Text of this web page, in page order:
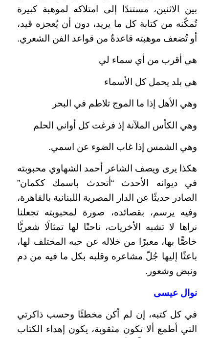
بين الاثنين، مستندًا إلى امتلاكه لموهبة كبيرة
تُمكّنه من كتابة كل ما يريد، دون أن يُعجزه قيد،
أو تُضعف موهبته قاعدةٌ من قواعد الفن الشعري.
هي أقرب من أي سماء لي
هي بلد يحمل كل الأسماء
وهي الأهل إذا ما الموج تلاطم في البحر
وهي الكأس الملآنة إذ فرغت كل أواني الحلم
وهي الشمس إذا غاب الضوء عن اسمي.
هكذا يرى ويصف الشاعر أحمد الشهاوي محبوبته
في ديوانه الأحدث “أتحدث باسمك ككمان”
الصادر حديثًا عن الدار المصرية اللبنانية بالقاهرة،
وفيه يرسم، بقصائده، صورة لمحبوبته تجعلنا
نراها لا تشبه الأخريات، ناحتًا لها تمثالًا شعريًّا
خاصًّا بها، معبرًا من خلاله عن حبه المختلف لها،
باعثًا إليها جُلّ مشاعره وقلبه بكل ما فيه من دم
ونبض وشعور.
نوال عيسى
في كل كتبه، إن لم أكن مخطئًا وحسب ذاكرتي
التي أطمع ألا تكون مثقوبة، يكون إهداء الكتاب